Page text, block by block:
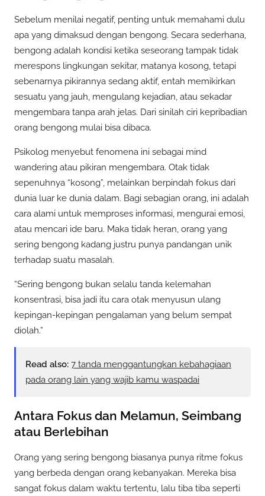
Sebelum menilai negatif, penting untuk memahami dulu
apa yang dimaksud dengan bengong. Secara sederhana,
bengong adalah kondisi ketika seseorang tampak tidak
merespons lingkungan sekitar, matanya kosong, tetapi
sebenarnya pikirannya sedang aktif, entah memikirkan
sesuatu yang jauh, mengulang kejadian, atau sekadar
mengembara tanpa arah jelas. Dari sinilah ciri kepribadian
orang bengong mulai bisa dibaca.
Psikolog menyebut fenomena ini sebagai mind
wandering atau pikiran mengembara. Otak tidak
sepenuhnya “kosong”, melainkan berpindah fokus dari
dunia luar ke dunia dalam. Bagi sebagian orang, ini adalah
cara alami untuk memproses informasi, mengurai emosi,
atau mencari ide baru. Maka tidak heran, orang yang
sering bengong kadang justru punya pandangan unik
terhadap suatu masalah.
“Sering bengong bukan selalu tanda kelemahan
konsentrasi, bisa jadi itu cara otak menyusun ulang
kepingan-kepingan pengalaman yang belum sempat
diolah.”
Read also: 7 tanda menggantungkan kebahagiaan
pada orang lain yang wajib kamu waspadai
Antara Fokus dan Melamun, Seimbang
atau Berlebihan
Orang yang sering bengong biasanya punya ritme fokus
yang berbeda dengan orang kebanyakan. Mereka bisa
sangat fokus dalam waktu tertentu, lalu tiba tiba seperti